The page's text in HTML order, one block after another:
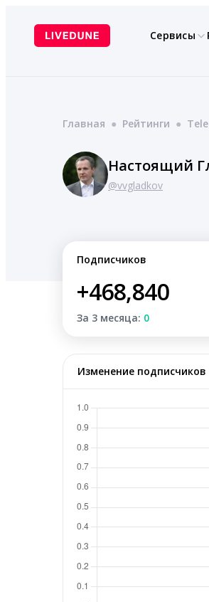
содержимому
Сервисы
Главная ● Рейтинги ●
Настоящий
@vvgladkov
Подписчиков
+468,840
За 3 месяца: 0
Изменение подписчиков